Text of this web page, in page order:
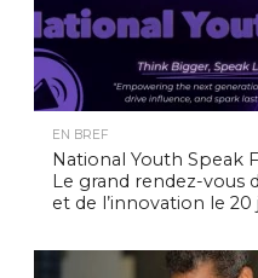
EN BREF
National Youth Speak
Le grand rendez-vous
et de l’innovation le 20